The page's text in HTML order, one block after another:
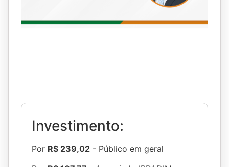
Investimento:
Por R$ 239,02 - Público em geral